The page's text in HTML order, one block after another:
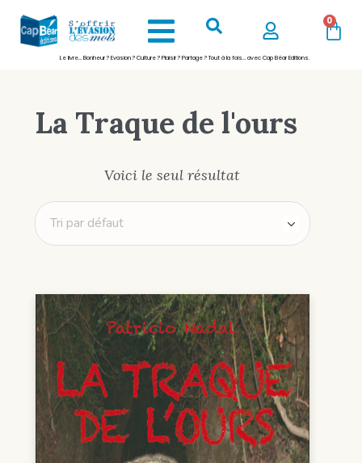
0
Le livre… Bonheur ? Evasion ? Culture ? Plaisir ? Partage ? Tout à la fois… avec Cap Béar Editions.
La Traque de l'ours
Voici le seul résultat